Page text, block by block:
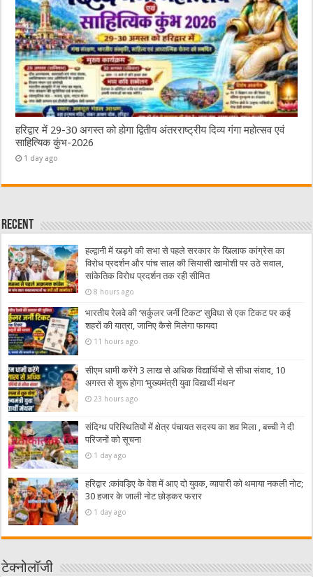
हरिद्वार में 29-30 अगस्त को होगा द्वितीय अंतरराष्ट्रीय दिव्य गंगा महोत्सव एवं
साहित्यिक कुंभ-2026
1 day ago
Recent
हल्द्वानी में खड़गे की सभा से पहले सरकार के खिलाफ कांग्रेस का
विरोध प्रदर्शन और पांच साल की सियासी खामोशी पर उठे सवाल,
सांकेतिक विरोध प्रदर्शन तक रही सीमित
8 hours ago
भारतीय रेलवे की ‘सर्कुलर जर्नी टिकट’ सुविधा से एक टिकट पर कई
शहरों की यात्रा, जानिए कैसे मिलेगा फायदा
11 hours ago
सीएम धामी करेंगे 3 लाख से अधिक विद्यार्थियों से सीधा संवाद, 10
अगस्त से शुरू होगा ‘मुख्यमंत्री युवा विद्यार्थी मंथन’
23 hours ago
संदिग्ध परिस्थितियों में क्षेत्र पंचायत सदस्य का शव मिला , बच्ची ने दी
परिजनों को सूचना
1 day ago
हरिद्वार :कांवड़िए के वेश में आए दो युवक, व्यापारी को थमाया नकली नोट;
30 हजार के जाली नोट छोड़कर फरार
1 day ago
टेक्नोलॉजी